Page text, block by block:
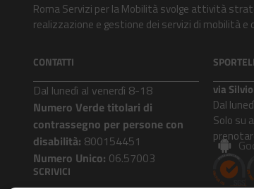
Roma Servizi per la Mobilità svolge attività
realizzazione e gestione dei servizi di mobilità
CONTATTI
Dal lunedì al venerdì 8-18
Numero Verde titolari di
contrassegno per persone con
disabilità: 800154451
Numero Unico: 06.57003
SCRIVICI
via
Dal
Solo su